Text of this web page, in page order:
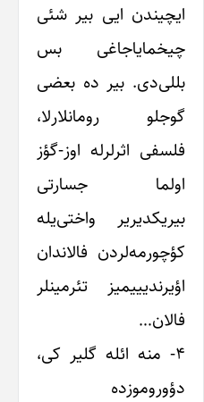
ایچیندن ایی بیر شئی
چیخمایاجاغی بس
‌بللی‌دی. بیر ده بعضی
گوجلو رومانلارلا،
فلسفی اثرلرله اوز-گؤز
اولما جسارتی
بیریکدیریر واختی‌یله
کؤچورمه‌لردن فالاندان
اؤیرندیییمیز تئرمینلر
فالان…
۴- منه ائله گلیر کی،
دؤوروموزده